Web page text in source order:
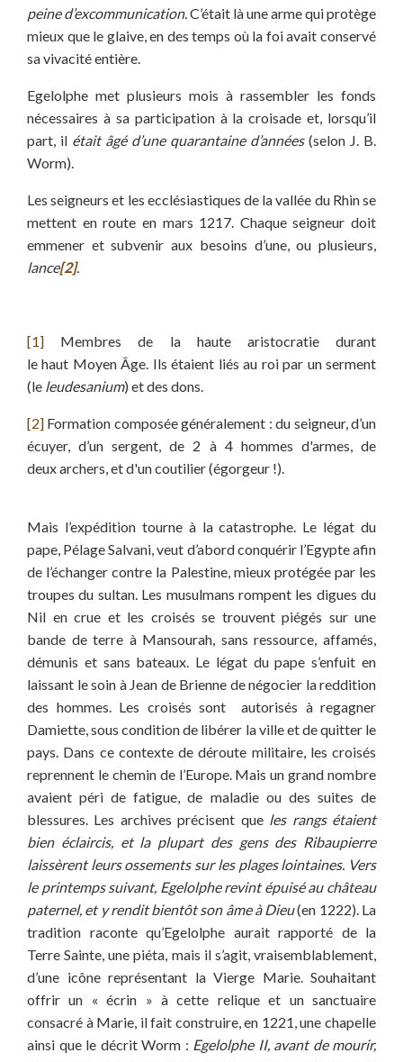
peine d’excommunication.C’était là une arme qui protège
mieux que le glaive, en des temps où la foi avait conservé
sa vivacité entière.
Egelolphe met plusieurs mois à rassembler les fonds
nécessaires à sa participation à la croisade et, lorsqu’il
part, il était âgé d’une quarantaine d’années (selon J. B.
Worm).
Les seigneurs et les ecclésiastiques de la vallée du Rhin se
mettent en route en mars 1217. Chaque seigneur doit
emmener et subvenir aux besoins d’une, ou plusieurs,
lance[2].
[1] Membres de la haute aristocratie durant
le haut Moyen Âge. Ils étaient liés au roi par un serment
(le leudesanium) et des dons.
[2] Formation composée généralement : du seigneur, d’un
écuyer, d’un sergent, de 2 à 4 hommes d'armes, de
deux archers, et d'un coutilier (égorgeur !).
Mais l’expédition tourne à la catastrophe. Le légat du
pape, Pélage Salvani, veut d’abord conquérir l’Egypte afin
de l’échanger contre la Palestine, mieux protégée par les
troupes du sultan. Les musulmans rompent les digues du
Nil en crue et les croisés se trouvent piégés sur une
bande de terre à Mansourah, sans ressource, affamés,
démunis et sans bateaux. Le légat du pape s’enfuit en
laissant le soin à Jean de Brienne de négocier la reddition
des hommes. Les croisés sont autorisés à regagner
Damiette, sous condition de libérer la ville et de quitter le
pays. Dans ce contexte de déroute militaire, les croisés
reprennent le chemin de l’Europe. Mais un grand nombre
avaient péri de fatigue, de maladie ou des suites de
blessures. Les archives précisent que les rangs étaient
bien éclaircis, et la plupart des gens des Ribaupierre
laissèrent leurs ossements sur les plages lointaines. Vers
le printemps suivant, Egelolphe revint épuisé au château
paternel, et y rendit bientôt son âme à Dieu(en 1222). La
tradition raconte qu’Egelolphe aurait rapporté de la
Terre Sainte, une piéta, mais il s’agit, vraisemblablement,
d’une icône représentant la Vierge Marie. Souhaitant
offrir un « écrin » à cette relique et un sanctuaire
consacré à Marie, il fait construire, en 1221, une chapelle
ainsi que le décrit Worm : Egelolphe II, avant de mourir,